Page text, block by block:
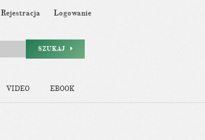
Rejestracja Logowanie
SZUKAJ
VIDEO EBOOK